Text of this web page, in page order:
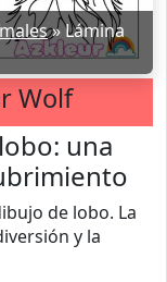
»Lámina
Wolf
una
de lobo. La
y la